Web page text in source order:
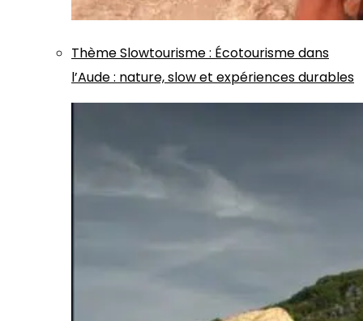
ThèmeSlowtourisme: Écotourisme dans
l’Aude : nature, slow et expériences durables